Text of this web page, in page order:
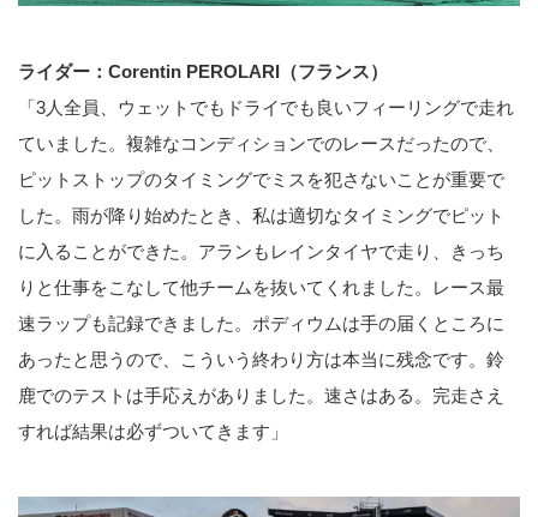
ライダー：Corentin PEROLARI（フランス）
「3人全員、ウェットでもドライでも良いフィーリングで走れ
ていました。複雑なコンディションでのレースだったので、
ピットストップのタイミングでミスを犯さないことが重要で
した。雨が降り始めたとき、私は適切なタイミングでピット
に入ることができた。アランもレインタイヤで走り、きっち
りと仕事をこなして他チームを抜いてくれました。レース最
速ラップも記録できました。ポディウムは手の届くところに
あったと思うので、こういう終わり方は本当に残念です。鈴
鹿でのテストは手応えがありました。速さはある。完走さえ
すれば結果は必ずついてきます」